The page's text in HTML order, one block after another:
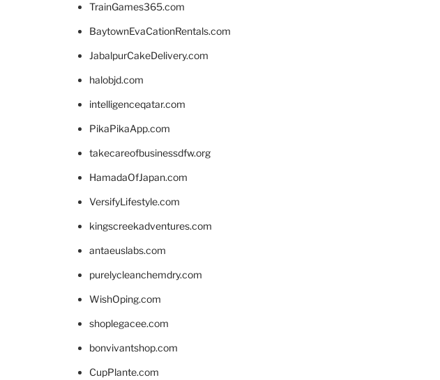
TrainGames365.com
BaytownEvaCationRentals.com
JabalpurCakeDelivery.com
halobjd.com
intelligenceqatar.com
PikaPikaApp.com
takecareofbusinessdfw.org
HamadaOfJapan.com
VersifyLifestyle.com
kingscreekadventures.com
antaeuslabs.com
purelycleanchemdry.com
WishOping.com
shoplegacee.com
bonvivantshop.com
CupPlante.com